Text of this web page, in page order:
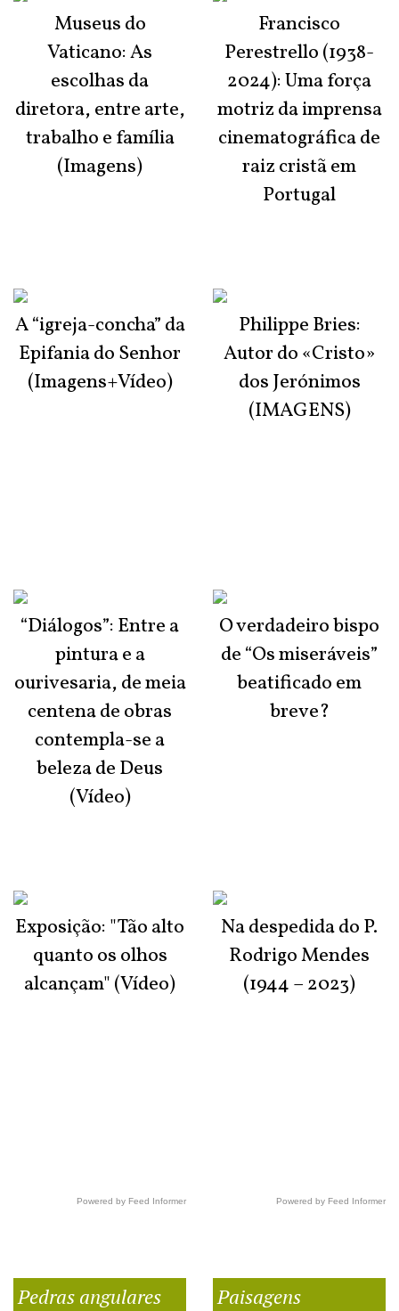
Museus do
Vaticano: As
escolhas da
diretora, entre arte,
trabalho e família
(Imagens)
A “igreja-concha” da
Epifania do Senhor
(Imagens+Vídeo)
“Diálogos”: Entre a
pintura e a
ourivesaria, de meia
centena de obras
contempla-se a
beleza de Deus
(Vídeo)
Exposição: "Tão alto
quanto os olhos
alcançam" (Vídeo)
Powered by Feed Informer
Francisco
Perestrello (1938-
2024): Uma força
motriz da imprensa
cinematográfica de
raiz cristã em
Portugal
Philippe Bries:
Autor do «Cristo»
dos Jerónimos
(IMAGENS)
O verdadeiro bispo
de “Os miseráveis”
beatificado em
breve?
Na despedida do P.
Rodrigo Mendes
(1944 – 2023)
Powered by Feed Informer
Pedras angulares Paisagens